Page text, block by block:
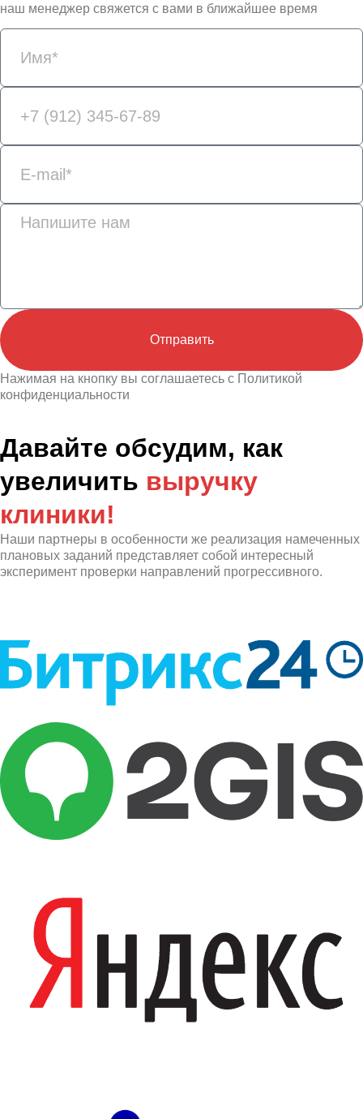
наш менеджер свяжется с вами в ближайшее время
Отправить
Нажимая на кнопку вы соглашаетесь с Политикой
конфиденциальности
Давайте обсудим, как
увеличить выручку
клиники!
Наши партнеры в особенности же реализация намеченных
плановых заданий представляет собой интересный
эксперимент проверки направлений прогрессивного.